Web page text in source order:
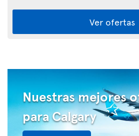
Ver ofertas
Nuestras mejores
para Calgary